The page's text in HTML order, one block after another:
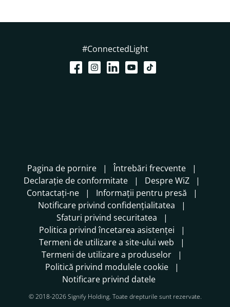
#ConnectedLight
Pagina de pornire
Întrebări frecvente
Declarație de conformitate
Despre WiZ
Contactați-ne
Informații pentru presă
Notificare privind confidențialitatea
Sfaturi privind securitatea
Politica privind încetarea asistenței
Termeni de utilizare a site-ului web
Termeni de utilizare a produselor
Politică privind modulele cookie
Notificare privind datele
© 2018-2026 Signify Holding. Toate drepturile sunt rezervate.